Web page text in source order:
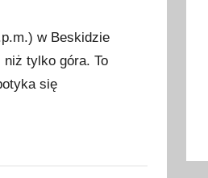
w Beskidzie
tylko góra. To
się